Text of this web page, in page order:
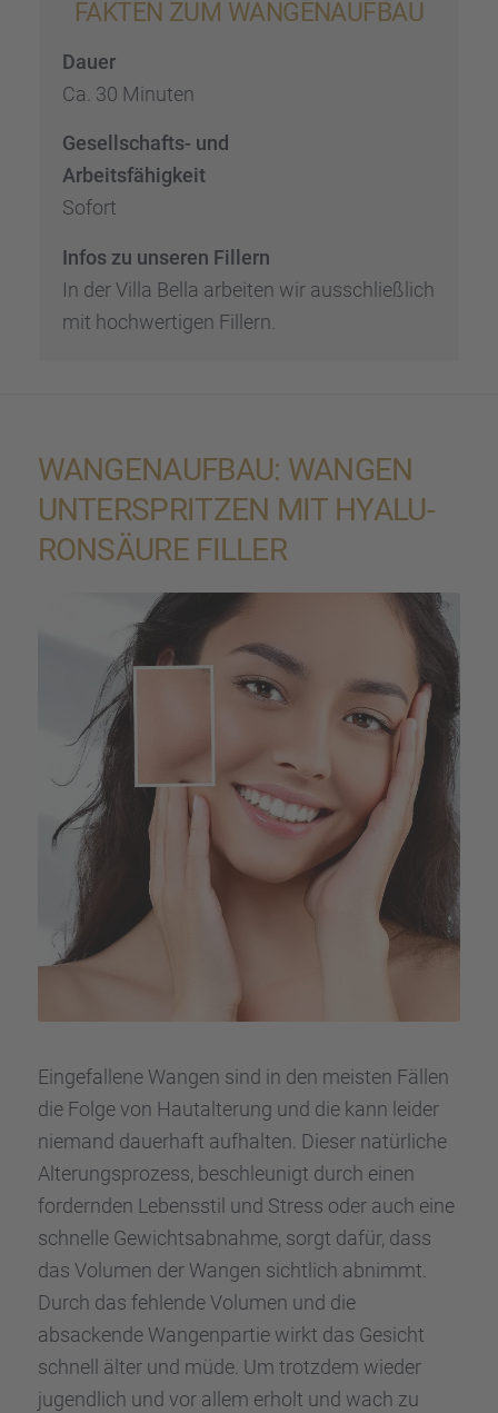
FAKTEN ZUM WANGEN­AUF­BAU
Dauer
Ca. 30 Minuten
Gesell­schafts- und
Arbeits­fä­hig­keit
Sofort
Infos zu unseren Fillern
In der Villa Bella arbei­ten wir ausschließ­lich
mit hochwer­ti­gen Fillern.
WANGEN­AUF­BAU: WANGEN
UNTER­SPRIT­ZEN MIT HYALU­
RON­SÄURE FILLER
Einge­fal­lene Wangen sind in den meisten Fällen
die Folge von Hautal­te­rung und die kann leider
niemand dauer­haft aufhal­ten. Dieser natür­li­che
Alterungs­pro­zess, beschleu­nigt durch einen
fordern­den Lebens­stil und Stress oder auch eine
schnelle Gewichts­ab­nahme, sorgt dafür, dass
das Volumen der Wangen sicht­lich abnimmt.
Durch das fehlende Volumen und die
absackende Wangen­par­tie wirkt das Gesicht
schnell älter und müde. Um trotz­dem wieder
jugend­lich und vor allem erholt und wach zu